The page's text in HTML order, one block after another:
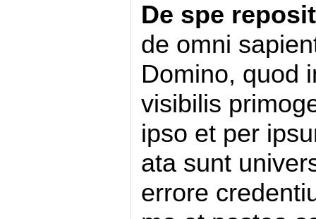
De spe
de omni
Domino, quod
visibilis
ipso et per
ata sunt
errore